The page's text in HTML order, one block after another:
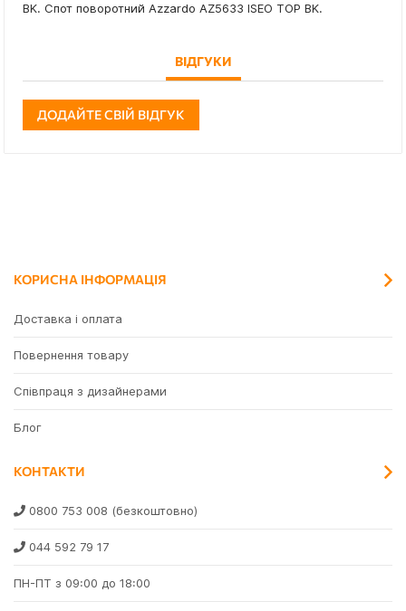
BK. Спот поворотний Azzardo AZ5633 ISEO TOP BK.
ВІДГУКИ
ДОДАЙТЕ СВІЙ ВІДГУК
КОРИСНА ІНФОРМАЦІЯ
Доставка і оплата
Повернення товару
Співпраця з дизайнерами
Блог
КОНТАКТИ
0800 753 008 (безкоштовно)
044 592 79 17
ПН-ПТ з 09:00 до 18:00